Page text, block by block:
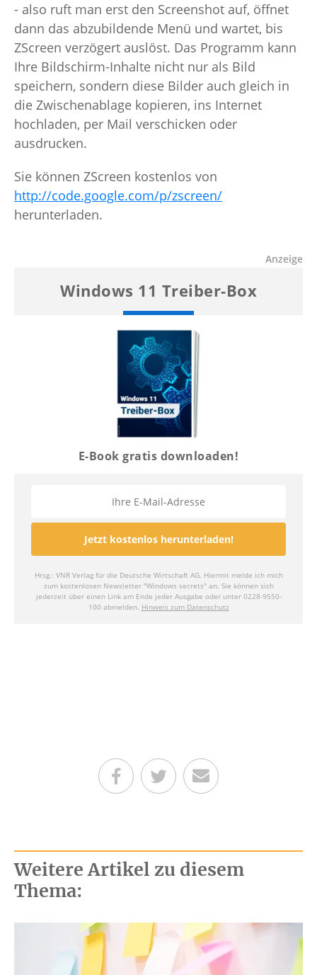
- also ruft man erst den Screenshot auf, öffnet
dann das abzubildende Menü und wartet, bis
ZScreen verzögert auslöst. Das Programm kann
Ihre Bildschirm-Inhalte nicht nur als Bild
speichern, sondern diese Bilder auch gleich in
die Zwischenablage kopieren, ins Internet
hochladen, per Mail verschicken oder
ausdrucken.
Sie können ZScreen kostenlos von
http://code.google.com/p/zscreen/
herunterladen.
Teilen auf Facebook
Teilen auf Twitter
Per E-Mail senden
Weitere Artikel zu diesem
Thema: